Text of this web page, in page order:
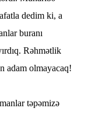
dedim ki, a
buranı
Rəhmətlik
adam olmayacaq!
təpəmizə